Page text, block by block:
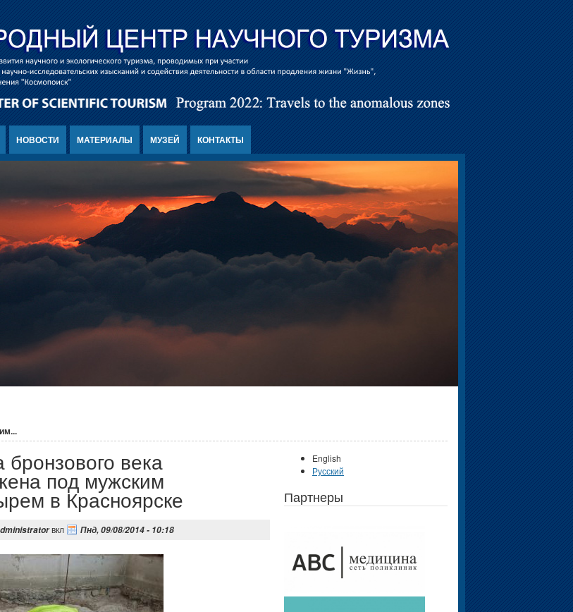
НОВОСТИ МАТЕРИАЛЫ МУЗЕЙ КОНТАКТЫ
бронзового века
под мужским
в Красноярске
вкл Пнд, 09/08/2014 - 10:18
English
Русский
Партнеры